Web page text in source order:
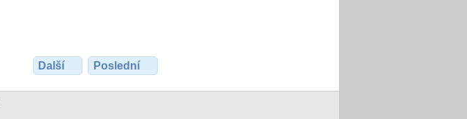
Další Poslední